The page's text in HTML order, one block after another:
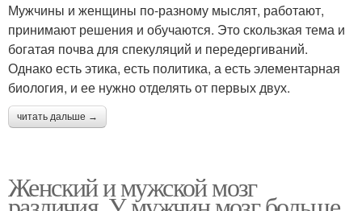
Мужчины и женщины по-разному мыслят, работают,
принимают решения и обучаются. Это скользкая тема и
богатая почва для спекуляций и передергиваний.
Однако есть этика, есть политика, а есть элементарная
биология, и ее нужно отделять от первых двух.
читать дальше →
Женский и мужской мозг